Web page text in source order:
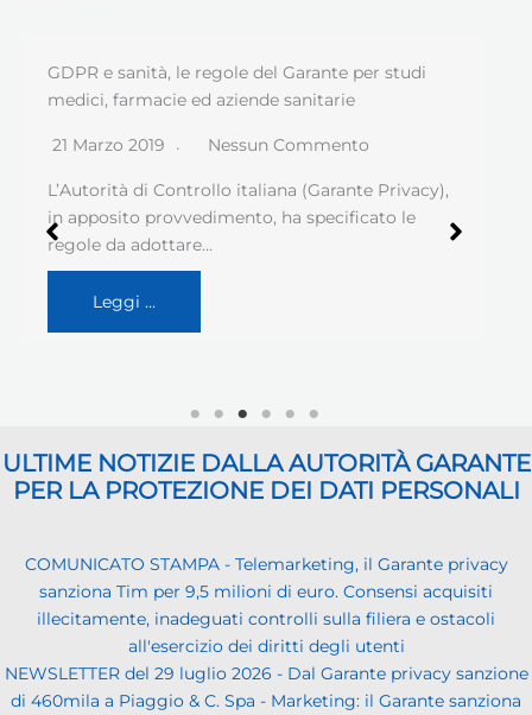
GDPR e sanità, le regole del Garante per studi
medici, farmacie ed aziende sanitarie
21 Marzo 2019 Nessun Commento
L’Autorità di Controllo italiana (Garante Privacy),
in apposito provvedimento, ha specificato le
regole da adottare…
Leggi …
ULTIME NOTIZIE DALLA AUTORITÀ GARANTE
PER LA PROTEZIONE DEI DATI PERSONALI
COMUNICATO STAMPA - Telemarketing, il Garante privacy
sanziona Tim per 9,5 milioni di euro. Consensi acquisiti
illecitamente, inadeguati controlli sulla filiera e ostacoli
all'esercizio dei diritti degli utenti
NEWSLETTER del 29 luglio 2026 - Dal Garante privacy sanzione
di 460mila a Piaggio & C. Spa - Marketing: il Garante sanziona